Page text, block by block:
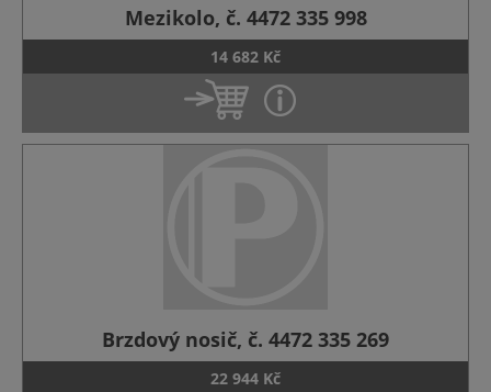
Mezikolo, č. 4472 335 998
14 682 Kč
Brzdový nosič, č. 4472 335 269
22 944 Kč